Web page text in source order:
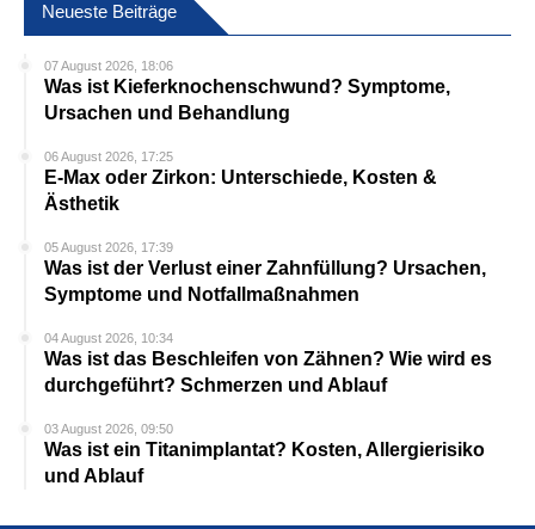
Neueste Beiträge
07 August 2026, 18:06
Was ist Kieferknochenschwund? Symptome,
Ursachen und Behandlung
06 August 2026, 17:25
E-Max oder Zirkon: Unterschiede, Kosten &
Ästhetik
05 August 2026, 17:39
Was ist der Verlust einer Zahnfüllung? Ursachen,
Symptome und Notfallmaßnahmen
04 August 2026, 10:34
Was ist das Beschleifen von Zähnen? Wie wird es
durchgeführt? Schmerzen und Ablauf
03 August 2026, 09:50
Was ist ein Titanimplantat? Kosten, Allergierisiko
und Ablauf